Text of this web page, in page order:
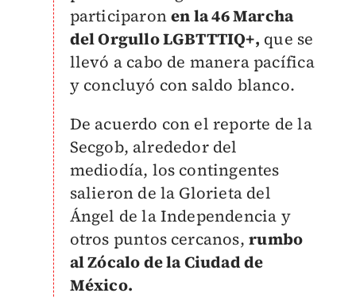
participaronen la 46 Marcha
del Orgullo LGBTTTIQ+, que se
llevó a cabo de manera pacífica
y concluyó con saldo blanco.
De acuerdo con el reporte de la
Secgob, alrededor del
mediodía, los contingentes
salieron de la Glorieta del
Ángel de la Independencia y
otros puntos cercanos,rumbo
al Zócalo de la Ciudad de
México.